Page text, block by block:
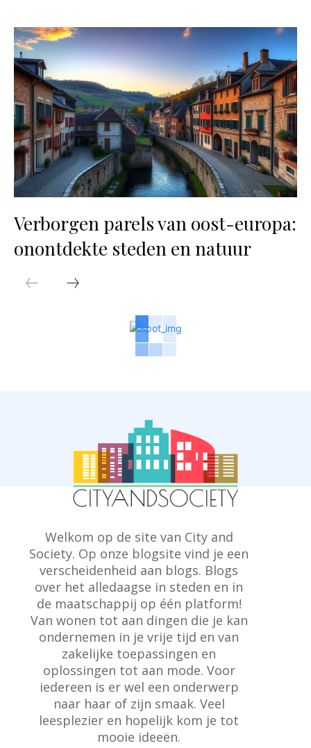
Verborgen parels van oost-europa:
onontdekte steden en natuur
Welkom op de site van City and
Society. Op onze blogsite vind je een
verscheidenheid aan blogs. Blogs
over het alledaagse in steden en in
de maatschappij op één platform!
Van wonen tot aan dingen die je kan
ondernemen in je vrije tijd en van
zakelijke toepassingen en
oplossingen tot aan mode. Voor
iedereen is er wel een onderwerp
naar haar of zijn smaak. Veel
leesplezier en hopelijk kom je tot
mooie ideeën.